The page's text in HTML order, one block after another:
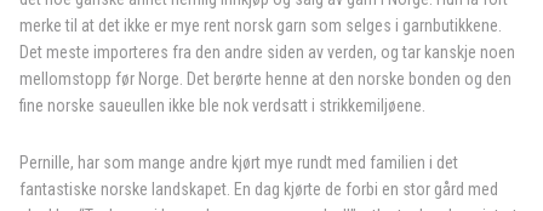
merke til at det ikke er mye rent norsk garn som selges i garnbutikkene.
Det meste importeres fra den andre siden av verden, og tar kanskje noen
mellomstopp før Norge. Det berørte henne at den norske bonden og den
fine norske saueullen ikke ble nok verdsatt i strikkemiljøene.
Pernille, har som mange andre kjørt mye rundt med familien i det
fantastiske norske landskapet. En dag kjørte de forbi en stor gård med